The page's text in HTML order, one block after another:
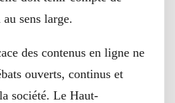
sens large.
des contenus en ligne ne
ouverts, continus et
société. Le Haut-